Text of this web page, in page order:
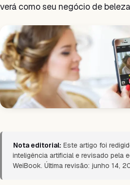
verá como seu negócio de
Nota editorial: Este artigo foi
inteligência artificial e revisado pela
WeiBook. Última revisão: junho 14,